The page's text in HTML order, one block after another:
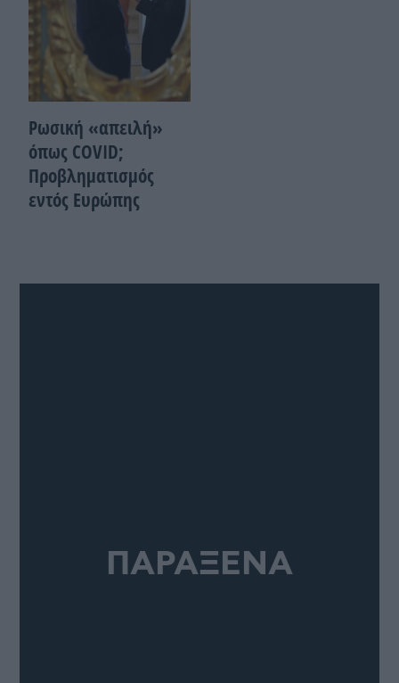
Ρωσική «απειλή»
όπως COVID;
Προβληματισμός
εντός Ευρώπης
ΠΑΡΑΞΕΝΑ